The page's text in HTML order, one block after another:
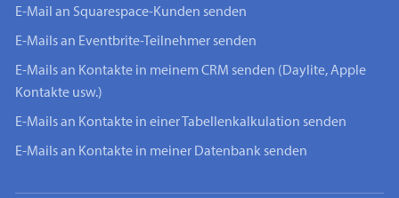
E-Mail an Squarespace-Kunden senden
E-Mails an Eventbrite-Teilnehmer senden
E-Mails an Kontakte in meinem CRM senden (Daylite, Apple
Kontakte usw.)
E-Mails an Kontakte in einer Tabellenkalkulation senden
E-Mails an Kontakte in meiner Datenbank senden